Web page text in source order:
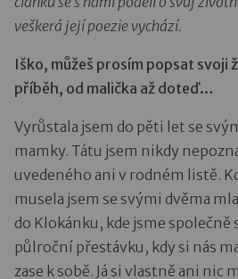
veškerá její poezie vychází.
Iško, můžeš prosím popsat svoji
příběh, od malička až doteď…
Vyrůstala jsem do pěti let se
mamky. Tátu jsem nikdy
uvedeného ani v rodném listě.
musela jsem se svými dvěma
do Klokánku, kde jsme společně
půlroční přestávku, kdy si nás
zase k sobě. Já si vlastně ani nic